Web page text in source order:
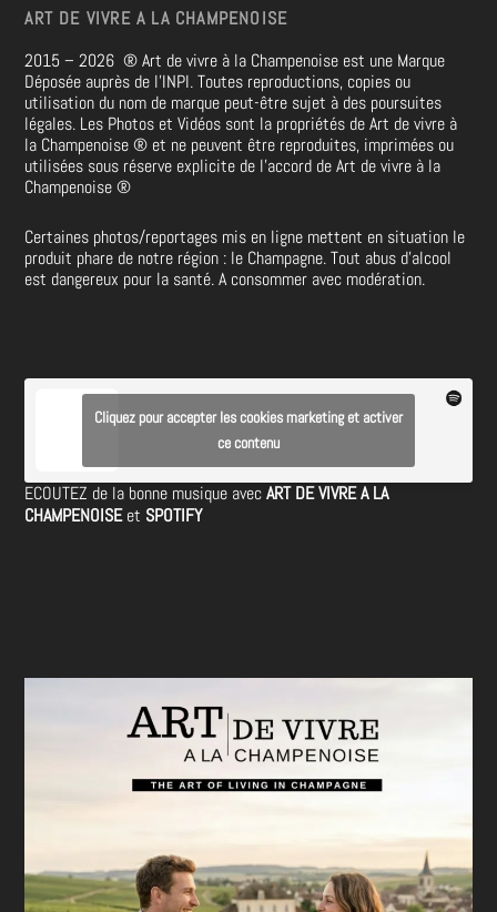
ART DE VIVRE A LA CHAMPENOISE
2015 – 2026®Art de vivre à la Champenoise est une Marque
Déposée auprès de l’INPI. Toutes reproductions, copies ou
utilisation du nom de marque peut-être sujet à des poursuites
légales. Les Photos et Vidéos sont la propriétés de Art de vivre à
la Champenoise® et ne peuvent être reproduites, imprimées ou
utilisées sous réserve explicite de l’accord de Art de vivre à la
Champenoise®
Certaines photos/reportages mis en ligne mettent en situation le
produit phare de notre région : le Champagne. Tout abus d’alcool
est dangereux pour la santé. A consommer avec modération.
Cliquez pour accepter les cookies marketing et activer
ce contenu
ECOUTEZ de la bonne musique avecART DE VIVRE A LA
CHAMPENOISEet SPOTIFY